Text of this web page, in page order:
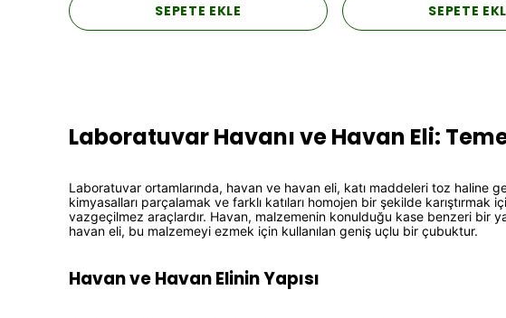
SEPETE EKLE SEPETE
Laboratuvar Havanı ve Havan Eli:
Laboratuvar ortamlarında, havan ve havan eli, katı maddeleri toz haline
kimyasalları parçalamak ve farklı katıları homojen bir şekilde karıştırmak
vazgeçilmez araçlardır. Havan, malzemenin konulduğu kase benzeri bir
havan eli, bu malzemeyi ezmek için kullanılan geniş uçlu bir çubuktur.
Havan ve Havan Elinin Yapısı